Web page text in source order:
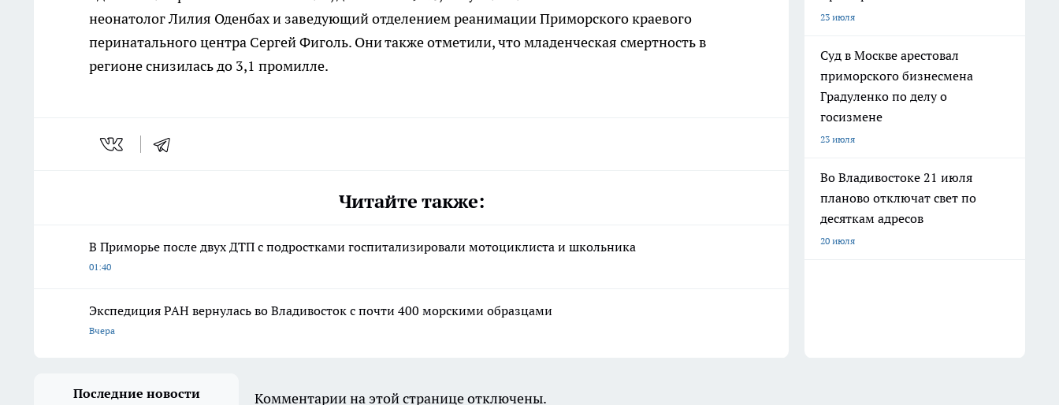
неонатолог Лилия Оденбах и заведующий отделением реанимации Приморского краевого
перинатального центра Сергей Фиголь. Они также отметили, что младенческая смертность в
регионе снизилась до 3,1 промилле.
Читайте также:
В Приморье после двух ДТП с подростками госпитализировали мотоциклиста и школьника
01:40
Экспедиция РАН вернулась во Владивосток с почти 400 морскими образцами
Вчера
23 июля
Суд в Москве арестовал
приморского бизнесмена
Градуленко по делу о
госизмене
23 июля
Во Владивостоке 21 июля
планово отключат свет по
десяткам адресов
20 июля
Последние новости Комментарии на этой странице отключены.